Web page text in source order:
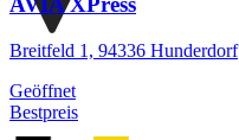
Breitfeld 1, 94336 Hunderdorf
Geöffnet
Bestpreis